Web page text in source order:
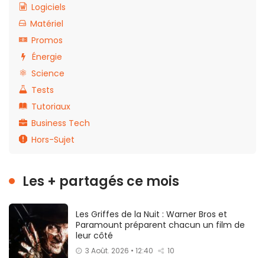
Logiciels
Matériel
Promos
Énergie
Science
Tests
Tutoriaux
Business Tech
Hors-Sujet
Les + partagés ce mois
Les Griffes de la Nuit : Warner Bros et
Paramount préparent chacun un film de
leur côté
3 Août. 2026 • 12:40 10